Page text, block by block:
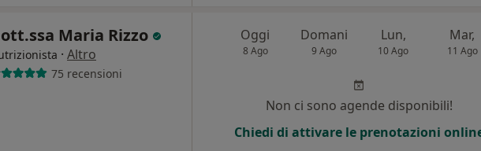
Maria Rizzo
· Altro
75 recensioni
Oggi
8 Ago
Domani
9 Ago
Lun,
10 Ago
Mar,
11 Ago
Non ci sono agende disponibili!
Chiedi di attivare le prenotazioni